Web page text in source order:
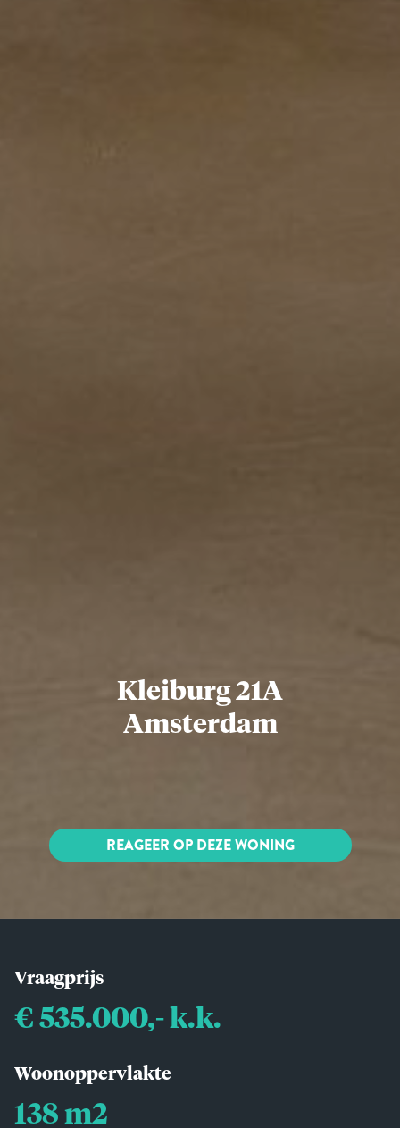
Kleiburg 21A
Amsterdam
REAGEER OP DEZE WONING
Vraagprijs
€ 535.000,- k.k.
Woonoppervlakte
138 m2